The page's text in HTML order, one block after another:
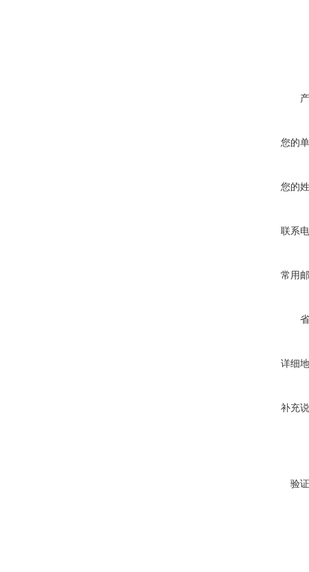
您的
您的
联系
常用
详细
补充
验